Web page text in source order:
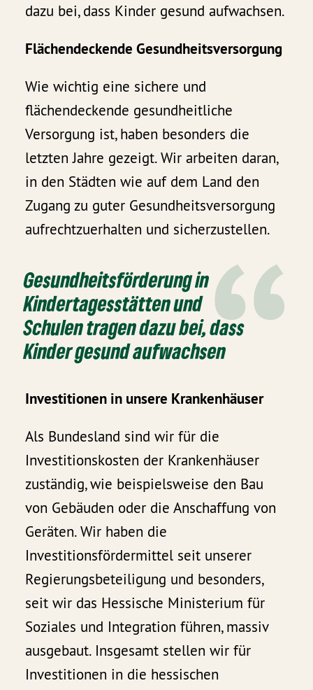
dazu bei, dass Kinder gesund aufwachsen.
Flächendeckende Gesundheitsversorgung
Wie wichtig eine sichere und
flächendeckende gesundheitliche
Versorgung ist, haben besonders die
letzten Jahre gezeigt. Wir arbeiten daran,
in den Städten wie auf dem Land den
Zugang zu guter Gesundheitsversorgung
aufrechtzuerhalten und sicherzustellen.
Gesundheitsförderung in
Kindertagesstätten und
Schulen tragen dazu bei, dass
Kinder gesund aufwachsen
Investitionen in unsere Krankenhäuser
Als Bundesland sind wir für die
Investitionskosten der Krankenhäuser
zuständig, wie beispielsweise den Bau
von Gebäuden oder die Anschaffung von
Geräten. Wir haben die
Investitionsfördermittel seit unserer
Regierungsbeteiligung und besonders,
seit wir das Hessische Ministerium für
Soziales und Integration führen, massiv
ausgebaut. Insgesamt stellen wir für
Investitionen in die hessischen